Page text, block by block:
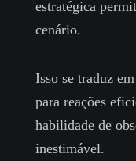
estratégica
cenário.
Isso se traduz
para reações
habilidade de
inestimável.